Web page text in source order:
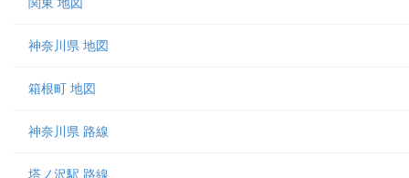
神奈川県 地図
箱根町 地図
神奈川県 路線
塔ノ沢駅 路線